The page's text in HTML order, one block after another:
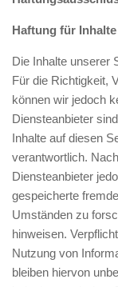
Haftung für Inhalte
Die Inhalte unserer
Für die Richtigkeit,
können wir jedoch
Diensteanbieter
Inhalte auf diesen
verantwortlich.
Diensteanbieter
gespeicherte
Umständen zu
hinweisen.
Nutzung von
bleiben hiervon